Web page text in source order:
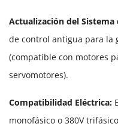
Actualización del Sistema
de control antigua para la
(compatible con motores
servomotores).
Compatibilidad Eléctrica:
monofásico o 380V